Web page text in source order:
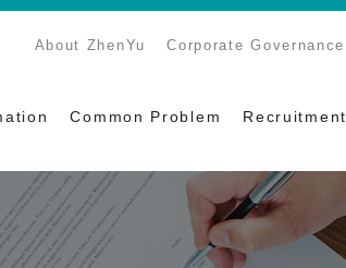
About ZhenYu Corporate Governance
Common Problem Recruitment